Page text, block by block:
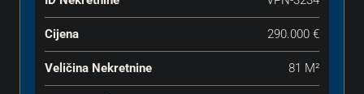
Cijena 290.000 €
Veličina Nekretnine 81 M²